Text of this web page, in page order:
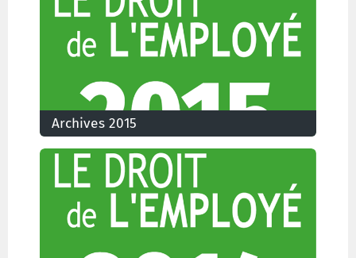
Archives 2015
Les numéros du Droit de l'Employé parus en 2015